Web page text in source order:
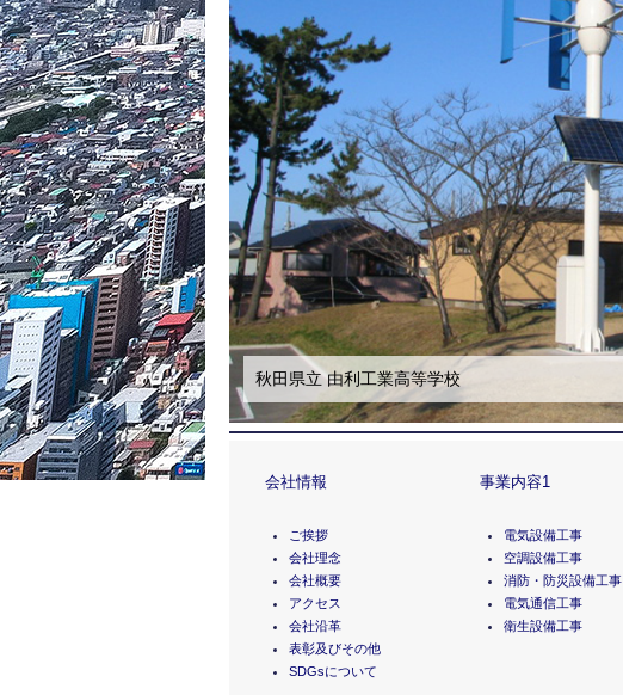
秋田県立 由利工業高等学校
会社情報
ご挨拶
会社理念
会社概要
アクセス
会社沿革
表彰及びその他
SDGsについて
事業内容1
電気設備工事
空調設備工事
消防・防災設備工事
電気通信工事
衛生設備工事